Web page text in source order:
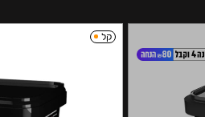
קל